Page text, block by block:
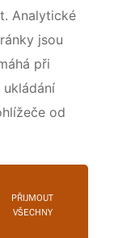
Analytické
jsou
při
ukládání
od
PŘIJMOUT
VŠECHNY